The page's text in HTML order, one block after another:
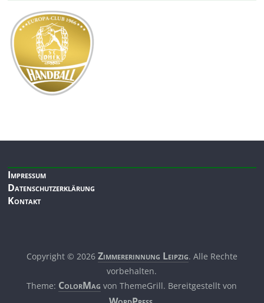
Impressum
Datenschutzerklärung
Kontakt
Copyright © 2026 Zimmerer­innung Leipzig. Alle Rechte
vorbehalten.
Theme: ColorMag von ThemeGrill. Bereitgestellt von